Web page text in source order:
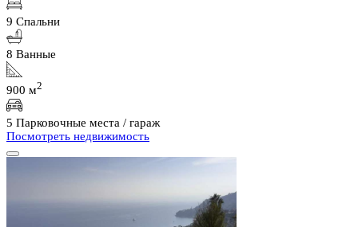
9 Спальни
8 Ванные
900 м2
5 Парковочные места / гараж
Посмотреть недвижимость